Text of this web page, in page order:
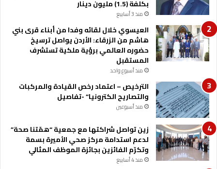
و
ب
ا
ت
"
ل
ق
ا
ن
و
ن
ي
ة
ا
ل
بكلفة (1.5) مليون دينار
منذ 3 أسابيع
العيسوي خلال لقائه وفدا من أبناء قرى بني
هاشم من الزرقاء: الأردن يواصل ترسيخ
حضوره العالمي برؤية ملكية تستشرف
المستقبل
منذ أسبوع واحد
الترخيص – اعتماد رخص القيادة والمركبات
والتصاريح الكترونيا” -تفاصيل
منذ أسبوعين
زين تواصل شراكتها مع جمعية “همّتنا صحة”
لدعم استدامة مركز صحي الأميرة بسمة
وتكرّم الفائزين بجائزة الموظف المثالي
منذ 4 أسابيع